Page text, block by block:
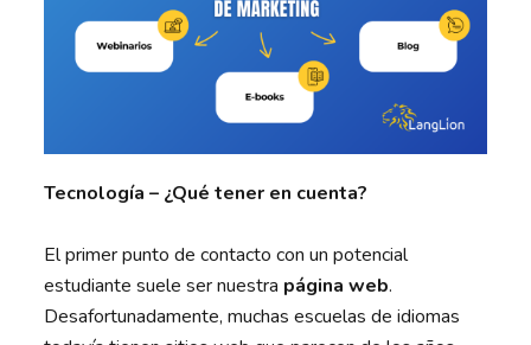
Tecnología – ¿Qué tener en cuenta?
El primer punto de contacto con un potencial
estudiante suele ser nuestra página web.
Desafortunadamente, muchas escuelas de idiomas